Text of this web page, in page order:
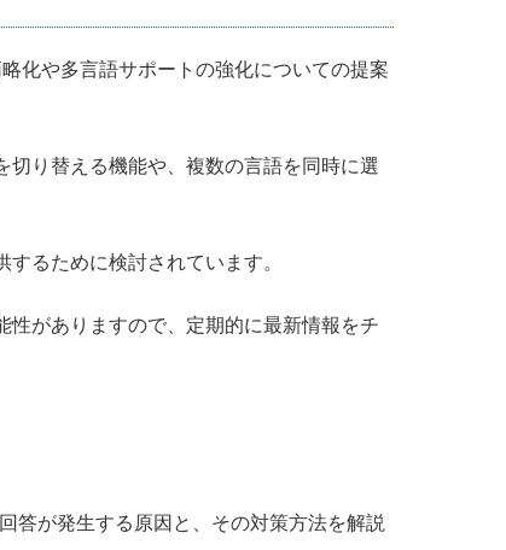
化や多言語サポートの強化についての提案
り替える機能や、複数の言語を同時に選
るために検討されています。
がありますので、定期的に最新情報をチ
答が発生する原因と、その対策方法を解説